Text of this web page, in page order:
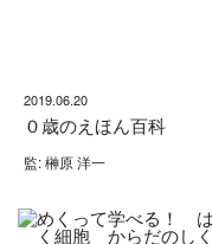
2019.06.20
０歳のえほん百科
監: 榊原 洋一